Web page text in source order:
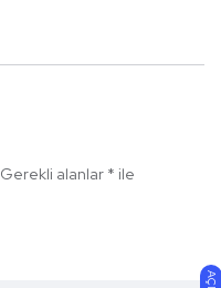
Gerekli alanlar * ile